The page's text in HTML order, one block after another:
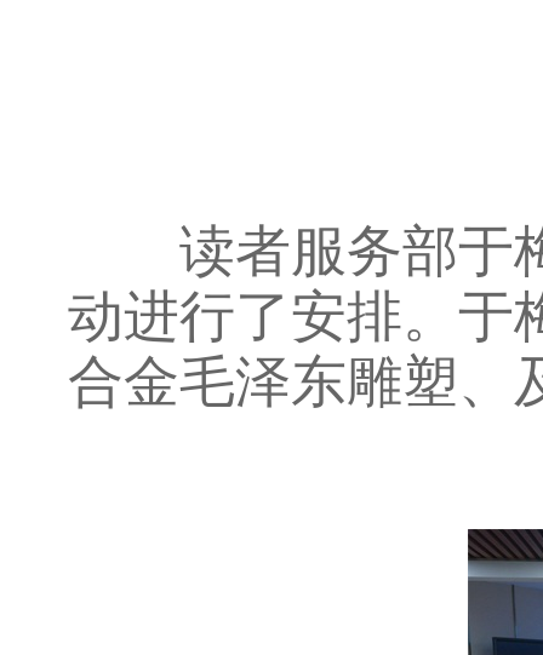
读者服务部于梅
动进行了安排。于
合金毛泽东雕塑、